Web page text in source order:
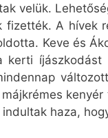
velük.
fizették. A hívek
Keve és
haza,